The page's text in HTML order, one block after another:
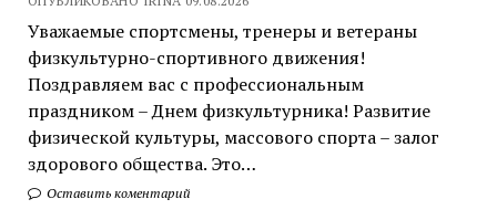
Уважаемые спортсмены, тренеры и ветераны
физкультурно-спортивного движения!
Поздравляем вас с профессиональным
праздником – Днем физкультурника! Развитие
физической культуры, массового спорта – залог
здорового общества. Это…
Оставить коментарий